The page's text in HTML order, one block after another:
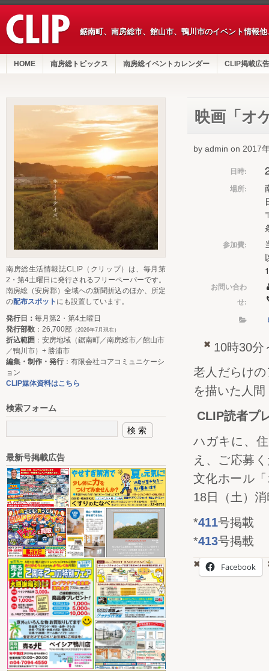
鋸南町、南房総市、館山市、鴨川市のイベント情報
HOME 南房総トピックス 南房総イベントカレンダー CLIP掲載広告
映画「オ
by admin on 2017
日時:
場所:
参加費:
お問い合わ
せ:
10時30分
老人だらけ
を描いた人
CLIP読者プ
ハガキに、
え、ご応募
文化ホール
18日（土）
*411号掲載
*413号掲載
Facebook
南房総生活情報誌CLIP（クリップ）は、毎月第
2・第4土曜日に発行されるフリーペーパーです。
南房総（安房郡）全域への新聞折込のほか、所定
の配布スポット にも設置しています。
発行日： 毎月第2・第4土曜日
発行部数 ：26,700部 （2026年7月現在）
折込範囲 ：安房地域（鋸南町／南房総市／館山市
／鴨川市）+ 勝浦市
編集・制作・発行：有限会社コアコミュニケーシ
ョン
CLIP媒体資料はこちら
検索フォーム
最新号掲載広告